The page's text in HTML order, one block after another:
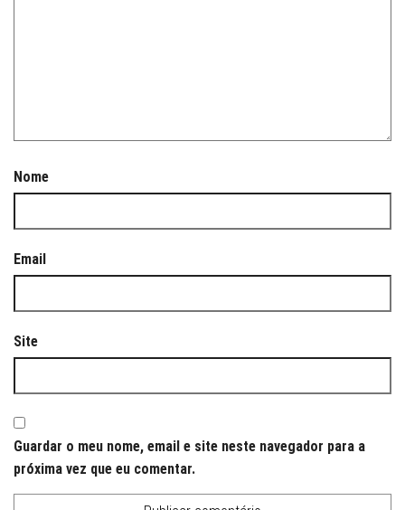
Nome
Email
Site
Guardar o meu nome, email e site neste navegador para a
próxima vez que eu comentar.